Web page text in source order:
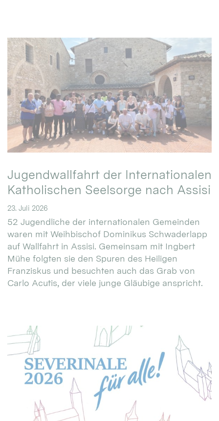
Jugendwallfahrt der Internationalen
Katholischen Seelsorge nach Assisi
23. Juli 2026
52 Jugendliche der internationalen Gemeinden
waren mit Weihbischof Dominikus Schwaderlapp
auf Wallfahrt in Assisi. Gemeinsam mit Ingbert
Mühe folgten sie den Spuren des Heiligen
Franziskus und besuchten auch das Grab von
Carlo Acutis, der viele junge Gläubige anspricht.